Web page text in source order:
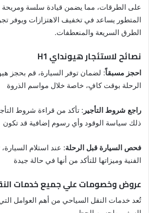
على الطرقات، مما يضمن قيادة سلسة ومريحة .
المتطور يساعد في تخفيف الاهتزازات ويوفر
الطرق السريعة والمنعطفات.
نصائح لاستئجار هيونداي H1
احجز مسبقاً
الرحلة بوقت كافٍ، خاصة خلال مواسم الذروة
راجع شروط التأجير : تأكد من قراءة شروط
ذلك سياسة الوقود وأي رسوم إضافية قد تكون
فحص السيارة قبل الرحلة: عند استلام
الفنية وميزاتها للتأكد من أنها في حالة جيدة
عروض وخصومات علي جميع خدمات
تُعد خدمات النقل السياحي من أهم العوامل